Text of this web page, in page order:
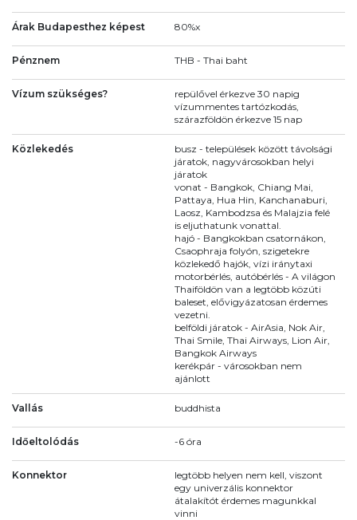
Árak Budapesthez képest 80%x
Pénznem THB - Thai baht
Vízum szükséges?
repülővel érkezve 30 napig
vízummentes tartózkodás,
szárazföldön érkezve 15 nap
Közlekedés
busz - települések között távolsági
járatok, nagyvárosokban helyi
járatok
vonat - Bangkok, Chiang Mai,
Pattaya, Hua Hin, Kanchanaburi,
Laosz, Kambodzsa és Malajzia felé
is eljuthatunk vonattal.
hajó - Bangkokban csatornákon,
Csaophraja folyón, szigetekre
közlekedő hajók, vízi iránytaxi
motorbérlés, autóbérlés - A világon
Thaiföldön van a legtöbb közúti
baleset, elővigyázatosan érdemes
vezetni.
belföldi járatok - AirAsia, Nok Air,
Thai Smile, Thai Airways, Lion Air,
Bangkok Airways
kerékpár - városokban nem
ajánlott
Vallás buddhista
Időeltolódás -6 óra
Konnektor
legtöbb helyen nem kell, viszont
egy univerzális konnektor
átalakítót érdemes magunkkal
vinni